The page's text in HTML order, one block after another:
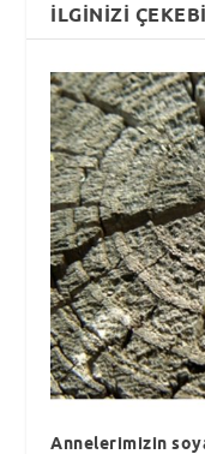
İLGINIZI
Annelerimizin